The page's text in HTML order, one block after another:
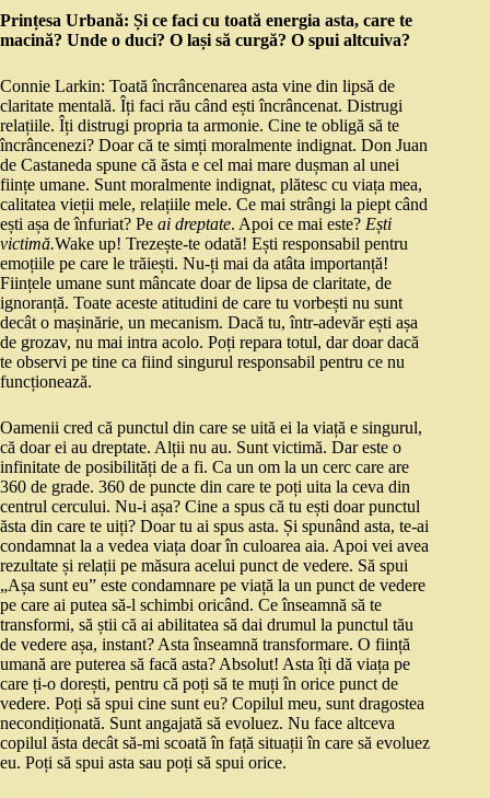
Prințesa Urbană: Și ce faci cu toată energia asta, care te
macină? Unde o duci? O lași să curgă? O spui altcuiva?
Connie Larkin: Toată încrâncenarea asta vine din lipsă de
claritate mentală. Îți faci rău când ești încrâncenat. Distrugi
relațiile. Îți distrugi propria ta armonie. Cine te obligă să te
încrâncenezi? Doar că te simți moralmente indignat. Don Juan
de Castaneda spune că ăsta e cel mai mare dușman al unei
ființe umane. Sunt moralmente indignat, plătesc cu viața mea,
calitatea vieții mele, relațiile mele. Ce mai strângi la piept când
ești așa de înfuriat? Pe ai dreptate. Apoi ce mai este? Ești
victimă.Wake up! Trezește-te odată! Ești responsabil pentru
emoțiile pe care le trăiești. Nu-ți mai da atâta importanță!
Ființele umane sunt mâncate doar de lipsa de claritate, de
ignoranță. Toate aceste atitudini de care tu vorbești nu sunt
decât o mașinărie, un mecanism. Dacă tu, într-adevăr ești așa
de grozav, nu mai intra acolo. Poți repara totul, dar doar dacă
te observi pe tine ca fiind singurul responsabil pentru ce nu
funcționează.
Oamenii cred că punctul din care se uită ei la viață e singurul,
că doar ei au dreptate. Alții nu au. Sunt victimă. Dar este o
infinitate de posibilități de a fi. Ca un om la un cerc care are
360 de grade. 360 de puncte din care te poți uita la ceva din
centrul cercului. Nu-i așa? Cine a spus că tu ești doar punctul
ăsta din care te uiți? Doar tu ai spus asta. Și spunând asta, te-ai
condamnat la a vedea viața doar în culoarea aia. Apoi vei avea
rezultate și relații pe măsura acelui punct de vedere. Să spui
„Așa sunt eu” este condamnare pe viață la un punct de vedere
pe care ai putea să-l schimbi oricând. Ce înseamnă să te
transformi, să știi că ai abilitatea să dai drumul la punctul tău
de vedere așa, instant? Asta înseamnă transformare. O ființă
umană are puterea să facă asta? Absolut! Asta îți dă viața pe
care ți-o dorești, pentru că poți să te muți în orice punct de
vedere. Poți să spui cine sunt eu? Copilul meu, sunt dragostea
necondiționată. Sunt angajată să evoluez. Nu face altceva
copilul ăsta decât să-mi scoată în față situații în care să evoluez
eu. Poți să spui asta sau poți să spui orice.